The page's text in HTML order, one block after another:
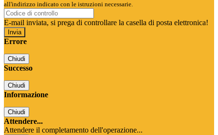
all'indirizzo indicato con le istruzioni necessarie.
E-mail inviata, si prega di controllare la casella di posta elettronica!
Errore
Chiudi
Successo
Chiudi
Informazione
Chiudi
Attendere...
Attendere il completamento dell'operazione...